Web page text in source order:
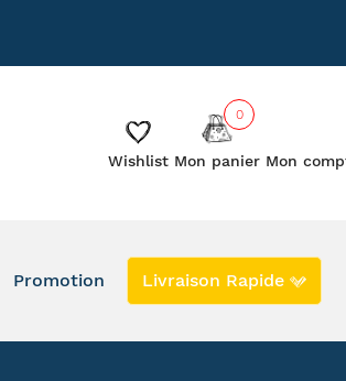
Wishlist Mon panier
0
Mon
Promotion Livraison Rapide